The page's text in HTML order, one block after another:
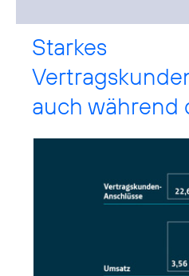
Starkes
auch während